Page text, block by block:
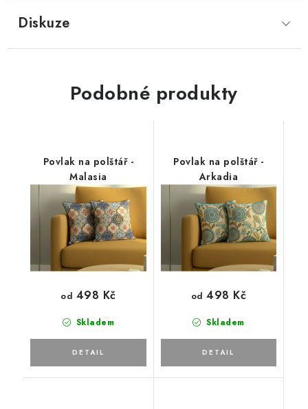
Diskuze
Podobné produkty
Povlak na polštář -
Malasia
Skladem
od 498 Kč
Povlak na polštář -
Arkadia
Skladem
od 498 Kč